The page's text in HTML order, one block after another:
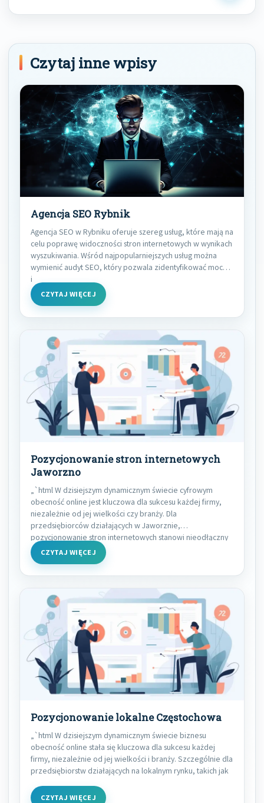
Post
Czytaj inne wpisy
Agencja SEO Rybnik
Agencja SEO w Rybniku oferuje szereg usług, które mają na
celu poprawę widoczności stron internetowych w wynikach
wyszukiwania. Wśród najpopularniejszych usług można
wymienić audyt SEO, który pozwala zidentyfikować mocne
i
CZYTAJ WIĘCEJ
Pozycjonowanie stron internetowych
Jaworzno
„`html W dzisiejszym dynamicznym świecie cyfrowym
obecność online jest kluczowa dla sukcesu każdej firmy,
niezależnie od jej wielkości czy branży. Dla
przedsiębiorców działających w Jaworznie,
pozycjonowanie stron internetowych stanowi nieodłączny
CZYTAJ WIĘCEJ
Pozycjonowanie lokalne Częstochowa
„`html W dzisiejszym dynamicznym świecie biznesu
obecność online stała się kluczowa dla sukcesu każdej
firmy, niezależnie od jej wielkości i branży. Szczególnie dla
przedsiębiorstw działających na lokalnym rynku, takich jak
CZYTAJ WIĘCEJ